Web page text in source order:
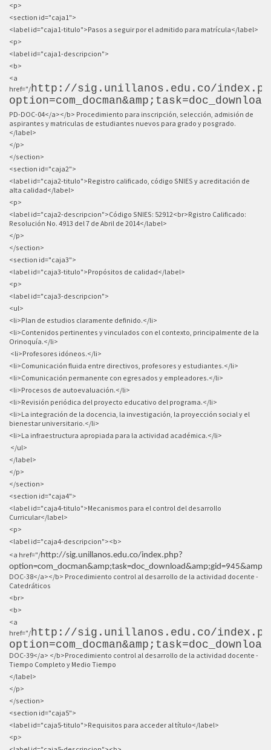
<p>
<section id="caja1">
<label id="caja1-titulo">Pasos a seguir por el admitido para matrícula</label>
<p>
<label id="caja1-descripcion">
<b>
<a
href="/http://sig.unillanos.edu.co/
PD-DOC-04</a></b> Procedimiento para inscripción, selección, admisión de
aspirantes y matriculas de estudiantes nuevos para grado y posgrado.
</label>
</p>
</section>
<section id="caja2">
<label id="caja2-titulo">Registro calificado, código SNIES y acreditación de
alta calidad</label>
<p>
<label id="caja2-descripcion">Código SNIES: 52912<br>Rgistro Calificado:
Resolución No. 4913 del 7 de Abril de 2014</label>
</p>
</section>
<section id="caja3">
<label id="caja3-titulo">Propósitos de calidad</label>
<p>
<label id="caja3-descripcion">
<ul>
<li>Plan de estudios claramente definido.</li>
<li>Contenidos pertinentes y vinculados con el contexto, principalmente de la
Orinoquía.</li>
<li>Profesores idóneos.</li>
<li>Comunicación fluida entre directivos, profesores y estudiantes.</li>
<li>Comunicación permanente con egresados y empleadores.</li>
<li>Procesos de autoevaluación.</li>
<li>Revisión periódica del proyecto educativo del programa.</li>
<li>La integración de la docencia, la investigación, la proyección social y el
bienestar universitario.</li>
<li>La infraestructura apropiada para la actividad académica.</li>
</ul>
</label>
</p>
</section>
<section id="caja4">
<label id="caja4-titulo">Mecanismos para el control del desarrollo
Curricular</label>
<p>
<label id="caja4-descripcion"><b>
<a href="/http://sig.unillanos.edu.co/index.php?
DOC-38</a></b> Procedimiento control al desarrollo de la actividad docente -
Catedráticos
<br>
<b>
<a
href="/http://sig.unillanos.edu.co/
DOC-39</a> </b>Procedimiento control al desarrollo de la actividad docente -
Tiempo Completo y Medio Tiempo
</label>
</p>
</section>
<section id="caja5">
<label id="caja5-titulo">Requisitos para acceder al título</label>
<p>